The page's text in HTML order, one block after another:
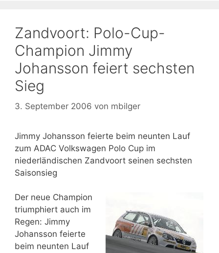
Zandvoort: Polo-Cup-
Champion Jimmy
Johansson feiert sechsten
Sieg
3. September 2006 von mbilger
Jimmy Johansson feierte beim neunten Lauf
zum ADAC Volkswagen Polo Cup im
niederländischen Zandvoort seinen sechsten
Saisonsieg
Der neue Champion
triumphiert auch im
Regen: Jimmy
Johansson feierte
beim neunten Lauf